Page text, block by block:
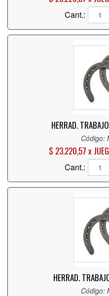
Cant.:
HERRAD.
Código:
$ 23.220,57 x JUEG
Cant.:
HERRAD.
Código: